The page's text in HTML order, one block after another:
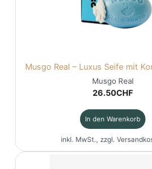
Musgo Real – Luxus Seife mit
Musgo Real
26.50CHF
In den Warenkorb
inkl. MwSt., zzgl.